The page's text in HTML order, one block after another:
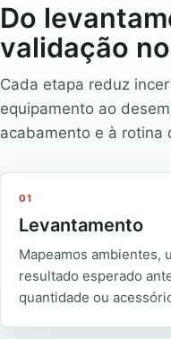
Do
validação
Cada etapa reduz
equipamento ao
acabamento e à rotina
01
Levantamento
Mapeamos ambientes,
resultado esperado
quantidade ou